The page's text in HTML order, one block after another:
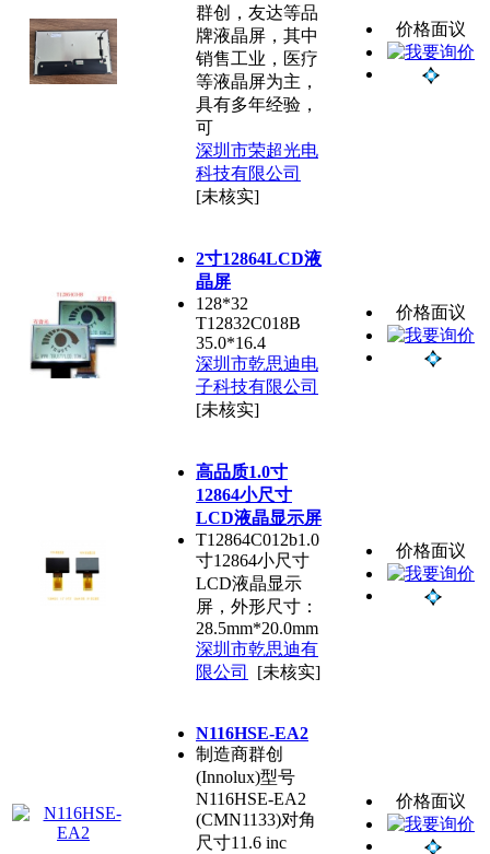
群创，友达等品
牌液晶屏，其中
销售工业，医疗
等液晶屏为主，
具有多年经验，
可
深圳市荣超光电
科技有限公司
[未核实]
价格面议
2寸12864LCD液
晶屏
128*32
T12832C018B
35.0*16.4
深圳市乾思迪电
子科技有限公司
[未核实]
价格面议
高品质1.0寸
12864小尺寸
LCD液晶显示屏
T12864C012b1.0
寸12864小尺寸
LCD液晶显示
屏，外形尺寸：
28.5mm*20.0mm
深圳市乾思迪有
限公司
[未核实]
价格面议
N116HSE-EA2
制造商群创
(Innolux)型号
N116HSE-EA2
(CMN1133)对角
尺寸11.6 inc
价格面议